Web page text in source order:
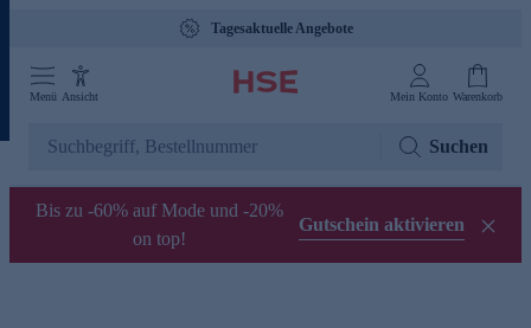
Tagesaktuelle Angebote
Menü Ansicht Mein Konto Warenkorb
Suchen
Bis zu -60% auf Mode und -20%
on top!
Gutschein aktivieren